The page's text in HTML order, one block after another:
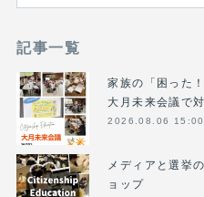
記事一覧
家族の「困った
大月未来会議で
2026.08.06 15:00
メディアと選挙
ョップ